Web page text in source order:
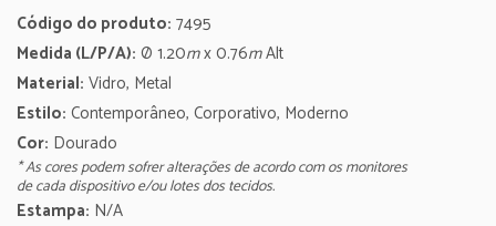
Código do produto: 7495
Medida (L/P/A): Ø 1.20mx 0.76mAlt
Material: Vidro, Metal
Estilo: Contemporâneo, Corporativo, Moderno
Cor: Dourado
* As cores podem sofrer alterações de acordo com os monitores
de cada dispositivo e/ou lotes dos tecidos.
Estampa: N/A